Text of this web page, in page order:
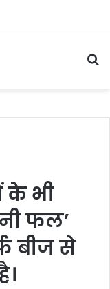
भी
फल’
बीज से